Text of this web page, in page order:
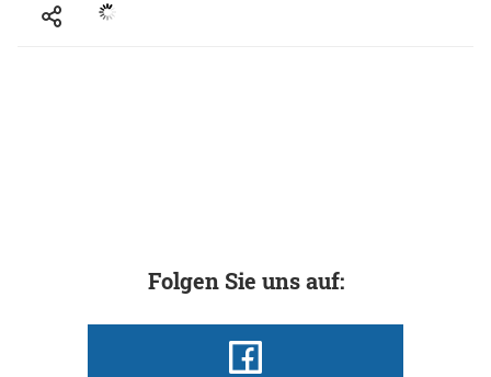
Folgen Sie uns auf: